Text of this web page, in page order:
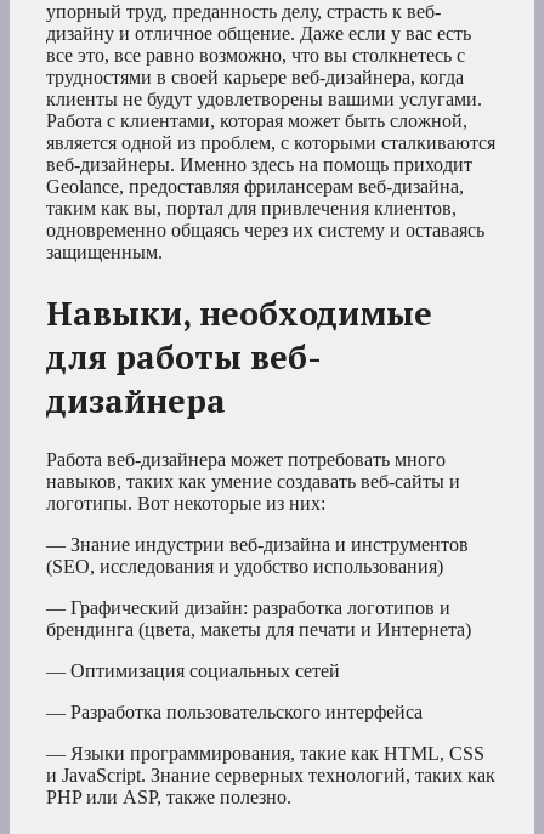
упорный труд, преданность делу, страсть к веб-
дизайну и отличное общение. Даже если у вас есть
все это, все равно возможно, что вы столкнетесь с
трудностями в своей карьере веб-дизайнера, когда
клиенты не будут удовлетворены вашими услугами.
Работа с клиентами, которая может быть сложной,
является одной из проблем, с которыми сталкиваются
веб-дизайнеры. Именно здесь на помощь приходит
Geolance, предоставляя фрилансерам веб-дизайна,
таким как вы, портал для привлечения клиентов,
одновременно общаясь через их систему и оставаясь
защищенным.
Навыки, необходимые
для работы веб-
дизайнера
Работа веб-дизайнера может потребовать много
навыков, таких как умение создавать веб-сайты и
логотипы. Вот некоторые из них:
— Знание индустрии веб-дизайна и инструментов
(SEO, исследования и удобство использования)
— Графический дизайн: разработка логотипов и
брендинга (цвета, макеты для печати и Интернета)
— Оптимизация социальных сетей
— Разработка пользовательского интерфейса
— Языки программирования, такие как HTML, CSS
и JavaScript. Знание серверных технологий, таких как
PHP или ASP, также полезно.